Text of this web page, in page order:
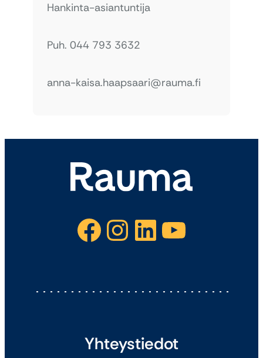
Hankinta-asiantuntija
Puh. 044 793 3632
anna-kaisa.haapsaari@rauma.fi
Facebook Instagram LinkedIn YouTube
Yhteystiedot